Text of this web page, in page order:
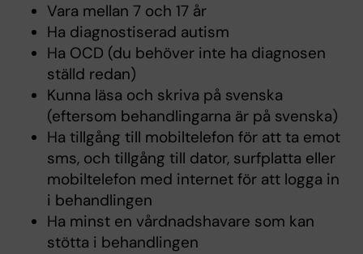
Vara mellan 7 och 17 år
Ha diagnostiserad autism
Ha OCD (du behöver inte ha diagnosen
ställd redan)
Kunna läsa och skriva på svenska
(eftersom behandlingarna är på svenska)
Ha tillgång till mobiltelefon för att ta emot
sms, och tillgång till dator, surfplatta eller
mobiltelefon med internet för att logga in
i behandlingen
Ha minst en vårdnadshavare som kan
stötta i behandlingen